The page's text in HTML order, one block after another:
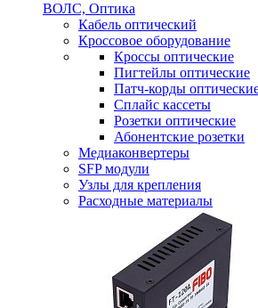
ВОЛС, Оптика
Кабель оптический
Кроссовое оборудование
Кроссы оптические
Пигтейлы оптические
Патч-корды
Сплайс кассеты
Розетки оптические
Абонентские розетки
Медиаконвертеры
SFP модули
Узлы для крепления
Расходные материалы